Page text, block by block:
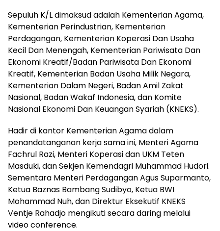
Sepuluh K/L dimaksud adalah Kementerian Agama,
Kementerian Perindustrian, Kementerian
Perdagangan, Kementerian Koperasi Dan Usaha
Kecil Dan Menengah, Kementerian Pariwisata Dan
Ekonomi Kreatif/Badan Pariwisata Dan Ekonomi
Kreatif, Kementerian Badan Usaha Milik Negara,
Kementerian Dalam Negeri, Badan Amil Zakat
Nasional, Badan Wakaf Indonesia, dan Komite
Nasional Ekonomi Dan Keuangan Syariah (KNEKS).
Hadir di kantor Kementerian Agama dalam
penandatanganan kerja sama ini, Menteri Agama
Fachrul Razi, Menteri Koperasi dan UKM Teten
Masduki, dan Sekjen Kemendagri Muhammad Hudori.
Sementara Menteri Perdagangan Agus Suparmanto,
Ketua Baznas Bambang Sudibyo, Ketua BWI
Mohammad Nuh, dan Direktur Eksekutif KNEKS
Ventje Rahadjo mengikuti secara daring melalui
video conference.